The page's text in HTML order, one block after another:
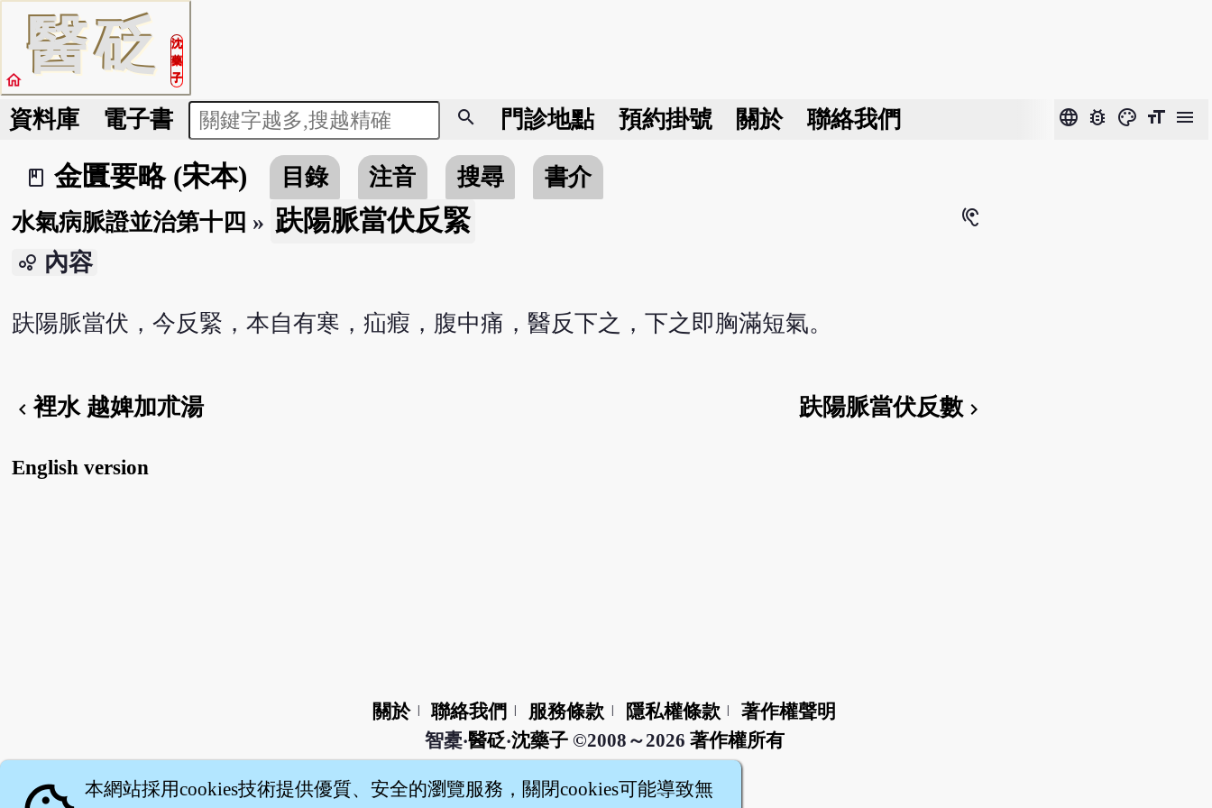
醫砭
沈
藥
子
home
資料庫 電子書 search 門診地點 預約掛號 關於 聯絡我們 language bug_report color_lens format_size menu
book_2
金匱要略 (宋本) 目錄 注音 搜尋
書介
水氣病脈證並治第十四 » 趺陽脈當伏反緊 hearing
bubble_chart 內容
趺陽脈當伏，今反緊，本自有寒，疝瘕，腹中痛，醫反下之，下之即胸滿短氣。
chevron_left裡水 越婢加朮湯 趺陽脈當伏反數chevron_right
English version
關於 聯絡我們 服務條款 隱私權條款
著作權聲明
智橐‧醫砭‧沈藥子©2008～2026 著作權所有
本網站採用cookies技術提供優質、安全的瀏覽服務，關閉cookies可能導致無